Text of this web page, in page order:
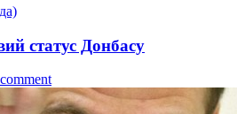
статус Донбасу